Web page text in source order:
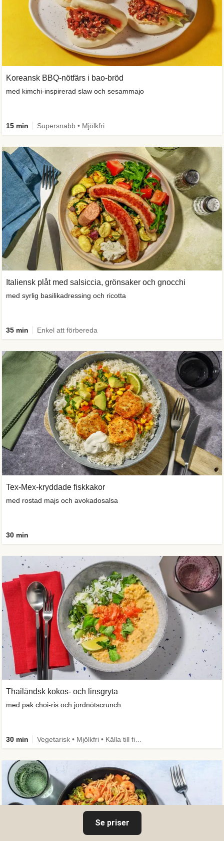
Koreansk BBQ-nötfärs i bao-bröd
med kimchi-inspirerad slaw och sesammajo
15 min Supersnabb • Mjölkfri
Italiensk plåt med salsiccia, grönsaker och gnocchi
med syrlig basilikadressing och ricotta
35 min Enkel att förbereda
Tex-Mex-kryddade fiskkakor
med rostad majs och avokadosalsa
30 min
Thailändsk kokos- och linsgryta
med pak choi-ris och jordnötscrunch
30 min
Se priser